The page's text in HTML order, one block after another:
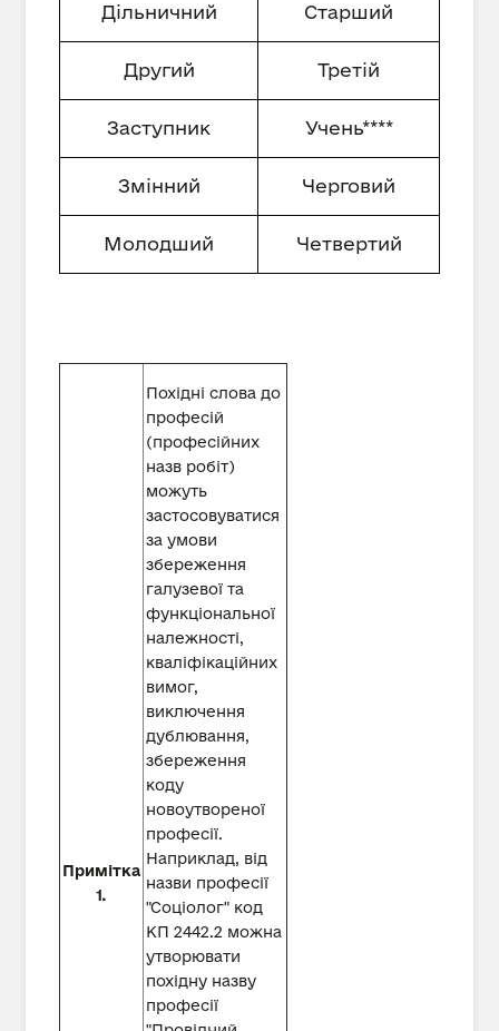
Дільничний Старший
Другий Третій
Заступник Учень****
Змінний Черговий
Молодший Четвертий
Примітка
1.
Похідні слова до
професій
(професійних
назв робіт)
можуть
застосовуватися
за умови
збереження
галузевої та
функціональної
належності,
кваліфікаційних
вимог,
виключення
дублювання,
збереження
коду
новоутвореної
професії.
Наприклад, від
назви професії
"Соціолог" код
КП 2442.2 можна
утворювати
похідну назву
професії